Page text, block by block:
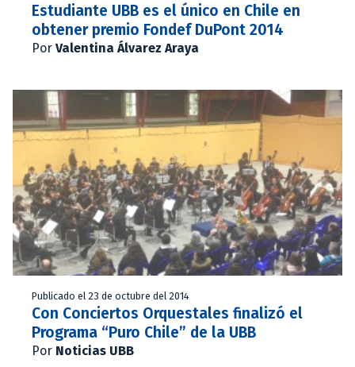
Estudiante UBB es el único en Chile en
obtener premio Fondef DuPont 2014
Por Valentina Álvarez Araya
Publicado el 23 de octubre del 2014
Con Conciertos Orquestales finalizó el
Programa “Puro Chile” de la UBB
Por Noticias UBB